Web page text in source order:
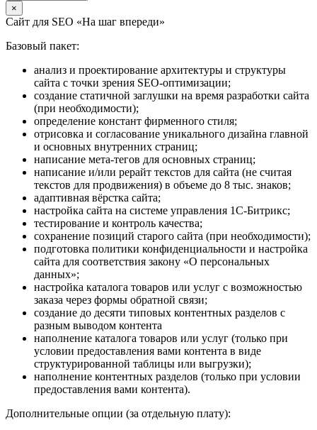
×
Сайт для SEO «На шаг впереди»
Базовый пакет:
анализ и проектирование архитектуры и структуры
сайта с точки зрения SEO-оптимизации;
создание статичной заглушки на время разработки сайта
(при необходимости);
определение констант фирменного стиля;
отрисовка и согласование уникального дизайна главной
и основных внутренних страниц;
написание мета-тегов для основных страниц;
написание и/или рерайт текстов для сайта (не считая
текстов для продвижения) в объеме до 8 тыс. знаков;
адаптивная вёрстка сайта;
настройка сайта на системе управления 1С-Битрикс;
тестирование и контроль качества;
сохранение позиций старого сайта (при необходимости);
подготовка политики конфиденциальности и настройка
сайта для соответствия закону «О персональных
данных»;
настройка каталога товаров или услуг с возможностью
заказа через формы обратной связи;
создание до десяти типовых контентных разделов с
разным выводом контента
наполнение каталога товаров или услуг (только при
условии предоставления вами контента в виде
структурированной таблицы или выгрузки);
наполнение контентных разделов (только при условии
предоставления вами контента).
Дополнительные опции (за отдельную плату):